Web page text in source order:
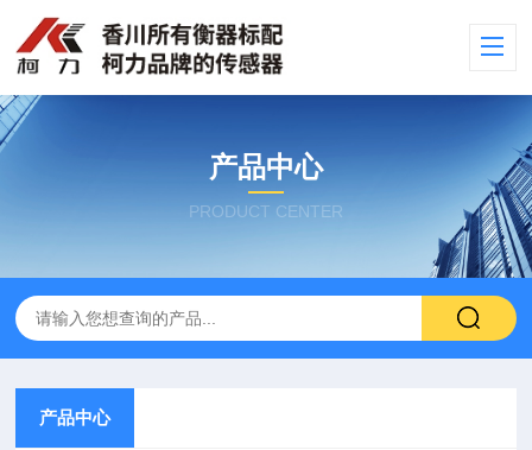
产品中心
PRODUCT CENTER
产品中心